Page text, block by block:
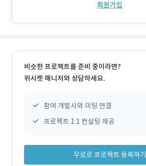
회원가입
비슷한 프로젝트를 준비 중이라면?
위시켓 매니저와 상담하세요.
참여 개발사와 미팅 연결
프로젝트 1:1 컨설팅 제공
무료로 프로젝트 등록하기